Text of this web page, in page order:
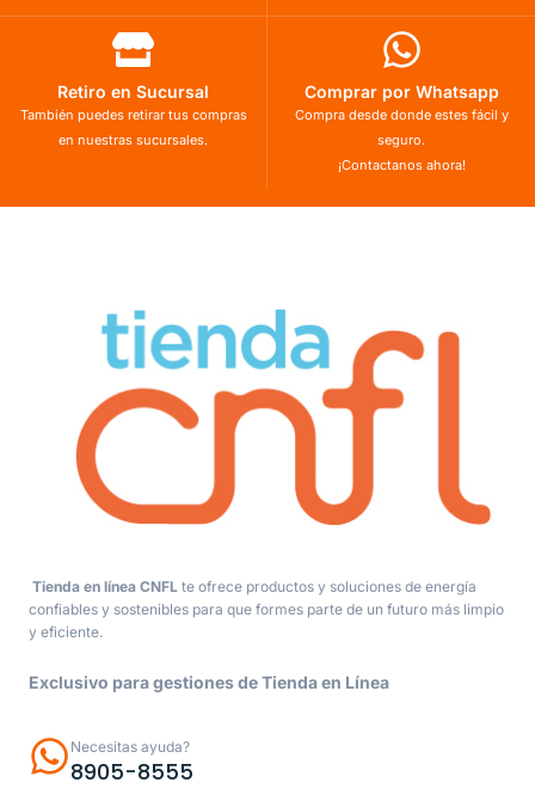
Retiro en Sucursal
También puedes retirar tus compras
en nuestras sucursales.
Comprar por Whatsapp
Compra desde donde estes fácil y
seguro.
¡Contactanos ahora!
Tienda en línea CNFL te ofrece productos y soluciones de energía
confiables y sostenibles para que formes parte de un futuro más limpio
y eficiente.
Exclusivo para gestiones de Tienda en Línea
Necesitas ayuda?
8905-8555